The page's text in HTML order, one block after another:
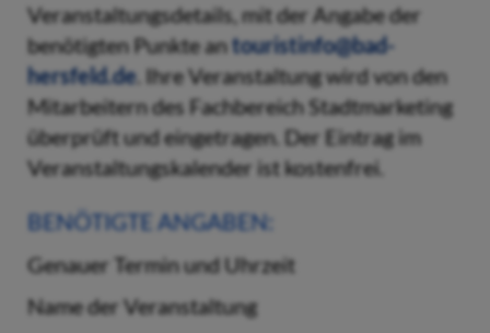
Veranstaltungsdetails, mit der Angabe der
benötigten Punkte antouristinfo@bad-
hersfeld.de . Ihre Veranstaltung wird von den
Mitarbeitern des Fachbereich Stadtmarketing
überprüft und eingetragen. Der Eintrag im
Veranstaltungskalender ist kostenfrei.
BENÖTIGTE ANGABEN:
Genauer Termin und Uhrzeit
Name der Veranstaltung